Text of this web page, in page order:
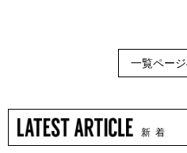
一覧ペー
新 着